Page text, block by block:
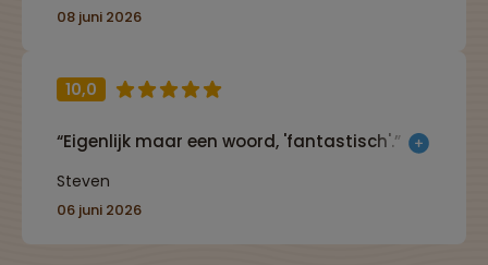
08 juni 2026
10,0
“Eigenlijk maar een woord, 'fantastisch'.”
Steven
06 juni 2026